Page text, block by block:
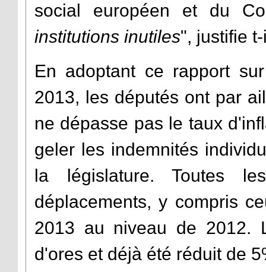
social européen et du
institutions inutiles", justifie
En adoptant ce rapport
2013, les députés ont par
ne dépasse pas le taux
geler les indemnités
la législature. Toutes
déplacements, y compris
2013 au niveau de 2012.
d'ores et déjà été réduit de